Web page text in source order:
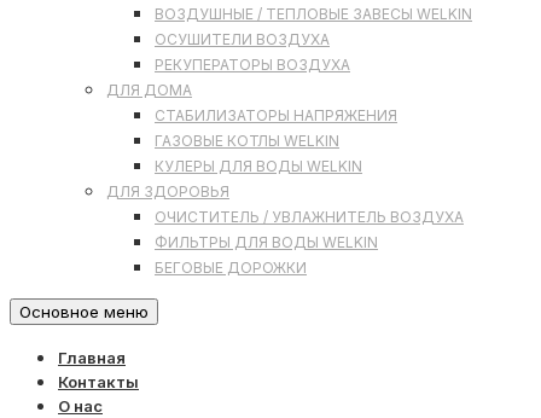
ВОЗДУШНЫЕ / ТЕПЛОВЫЕ ЗАВЕСЫ WELKIN
ОСУШИТЕЛИ ВОЗДУХА
РЕКУПЕРАТОРЫ ВОЗДУХА
ДЛЯ ДОМА
СТАБИЛИЗАТОРЫ НАПРЯЖЕНИЯ
ГАЗОВЫЕ КОТЛЫ WELKIN
КУЛЕРЫ ДЛЯ ВОДЫ WELKIN
ДЛЯ ЗДОРОВЬЯ
ОЧИСТИТЕЛЬ / УВЛАЖНИТЕЛЬ ВОЗДУХА
ФИЛЬТРЫ ДЛЯ ВОДЫ WELKIN
БЕГОВЫЕ ДОРОЖКИ
Основное меню
Главная
Контакты
О нас